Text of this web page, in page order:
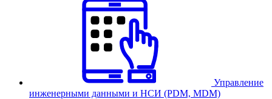
Управление
инженерными данными и НСИ (PDM, MDM)